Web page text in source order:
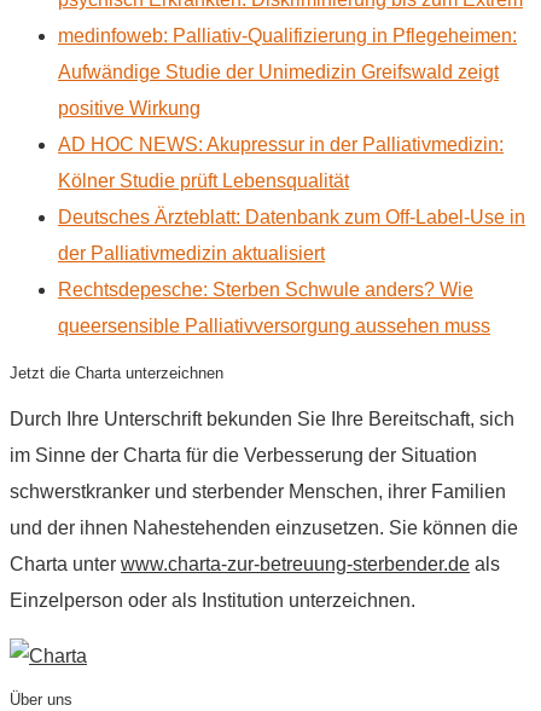
medinfoweb: Palliativ-Qualifizierung in Pflegeheimen:
Aufwändige Studie der Unimedizin Greifswald zeigt
positive Wirkung
AD HOC NEWS: Akupressur in der Palliativmedizin:
Kölner Studie prüft Lebensqualität
Deutsches Ärzteblatt: Datenbank zum Off-Label-Use in
der Palliativmedizin aktualisiert
Rechtsdepesche: Sterben Schwule anders? Wie
queersensible Palliativversorgung aussehen muss
Jetzt die Charta unterzeichnen
Durch Ihre Unterschrift bekunden Sie Ihre Bereitschaft, sich
im Sinne der Charta für die Verbesserung der Situation
schwerstkranker und sterbender Menschen, ihrer Familien
und der ihnen Nahestehenden einzusetzen. Sie können die
Charta unter www.charta-zur-betreuung-sterbender.de als
Einzelperson oder als Institution unterzeichnen.
Über uns